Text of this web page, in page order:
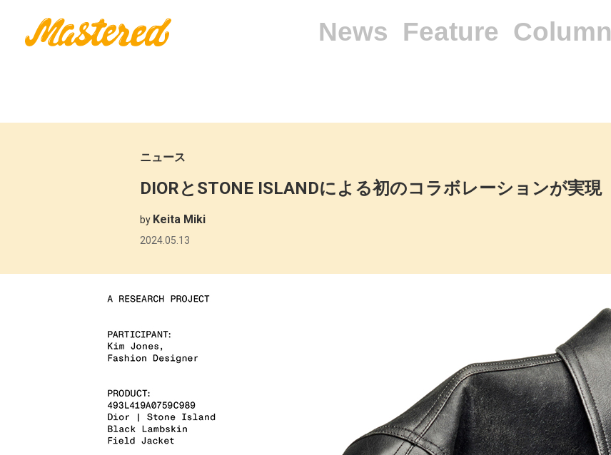
News Feature Column
ニュース
DIORとSTONE ISLANDによる初のコラボレーションが実現
by Keita Miki
2024.05.13